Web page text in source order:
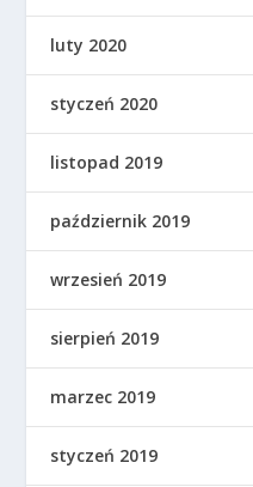
luty 2020
styczeń 2020
listopad 2019
październik 2019
wrzesień 2019
sierpień 2019
marzec 2019
styczeń 2019